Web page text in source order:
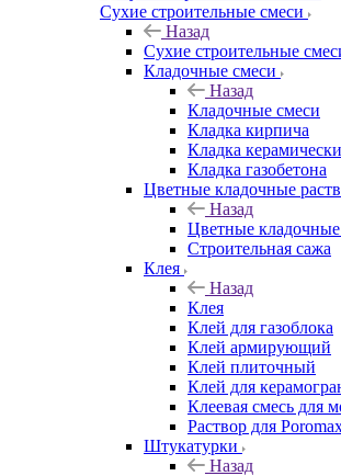
Сухие строительные смеси
Назад
Сухие строительные
Кладочные смеси
Назад
Кладочные смеси
Кладка кирпича
Кладка
Кладка газобетона
Цветные кладочные
Назад
Цветные
Строительная сажа
Клея
Назад
Клея
Клей для газоблока
Клей армирующий
Клей плиточный
Клей для
Клеевая смесь для
Раствор для
Штукатурки
Назад